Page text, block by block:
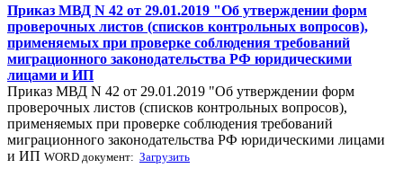
Приказ МВД N 42 от 29.01.2019 "Об утверждении форм
проверочных листов (списков контрольных вопросов),
применяемых при проверке соблюдения требований
миграционного законодательства РФ юридическими
лицами и ИП
Приказ МВД N 42 от 29.01.2019 "Об утверждении форм
проверочных листов (списков контрольных вопросов),
применяемых при проверке соблюдения требований
миграционного законодательства РФ юридическими лицами
и ИП WORD документ: Загрузить